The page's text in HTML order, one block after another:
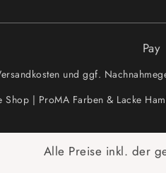
Pay
und ggf.
| ProMA Farben & Lacke
Alle Preise inkl. der